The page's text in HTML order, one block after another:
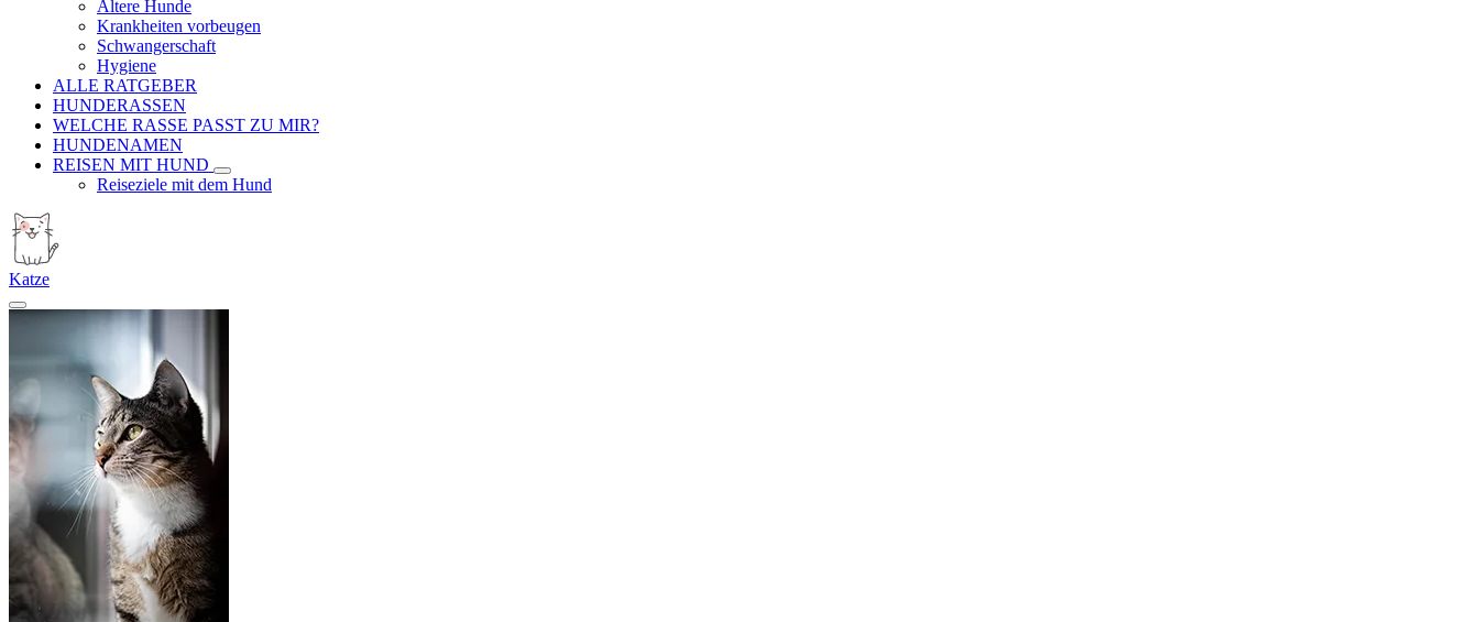
Ältere Hunde
Krankheiten vorbeugen
Schwangerschaft
Hygiene
ALLE RATGEBER
HUNDERASSEN
WELCHE RASSE PASST ZU MIR?
HUNDENAMEN
REISEN MIT HUND
Reiseziele mit dem Hund
Katze